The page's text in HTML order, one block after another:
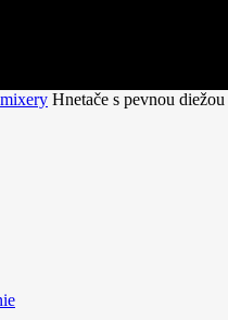
Hnetače s pevnou diežou